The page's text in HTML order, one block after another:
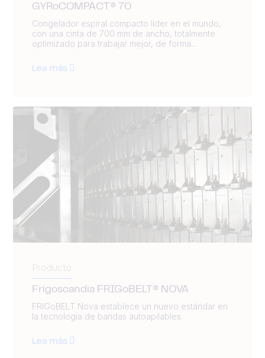
GYRoCOMPACT® 70
Congelador espiral compacto líder en el mundo,
con una cinta de 700 mm de ancho, totalmente
optimizado para trabajar mejor, de forma...
Lea más
Producto
Frigoscandia FRIGoBELT® NOVA
FRIGoBELT Nova establece un nuevo estándar en
la tecnología de bandas autoapilables.
Lea más